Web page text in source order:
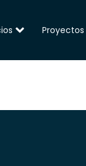
Proyectos